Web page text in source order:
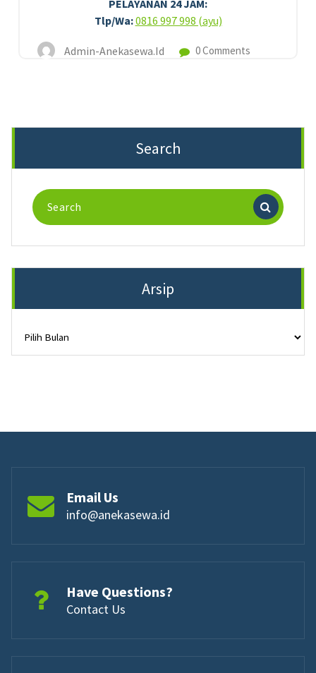
PELAYANAN 24 JAM:
Tlp/Wa:0816 997 998 (ayu)
Admin-Anekasewa.id 0 Comments
Search
Search
for:
Arsip
Email Us
info@anekasewa.id
Have Questions?
Contact Us